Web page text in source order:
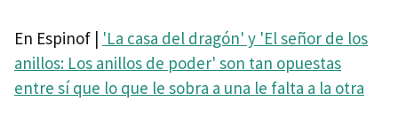
En Espinof | 'La casa del dragón' y 'El señor de los
anillos: Los anillos de poder' son tan opuestas
entre sí que lo que le sobra a una le falta a la otra